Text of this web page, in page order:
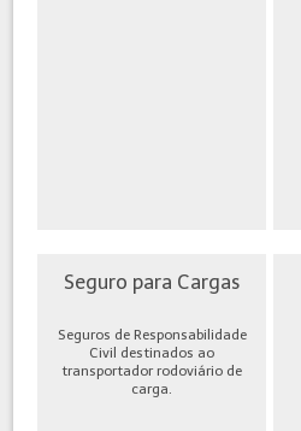
Seguro para Cargas
Seguros de Responsabilidade
Civil destinados ao
transportador rodoviário de
carga.